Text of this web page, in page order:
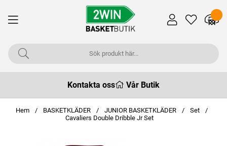
Kontakta oss Vår Butik
Hem BASKETKLÄDER JUNIOR BASKETKLÄDER
Set
Cavaliers Double Dribble Jr Set